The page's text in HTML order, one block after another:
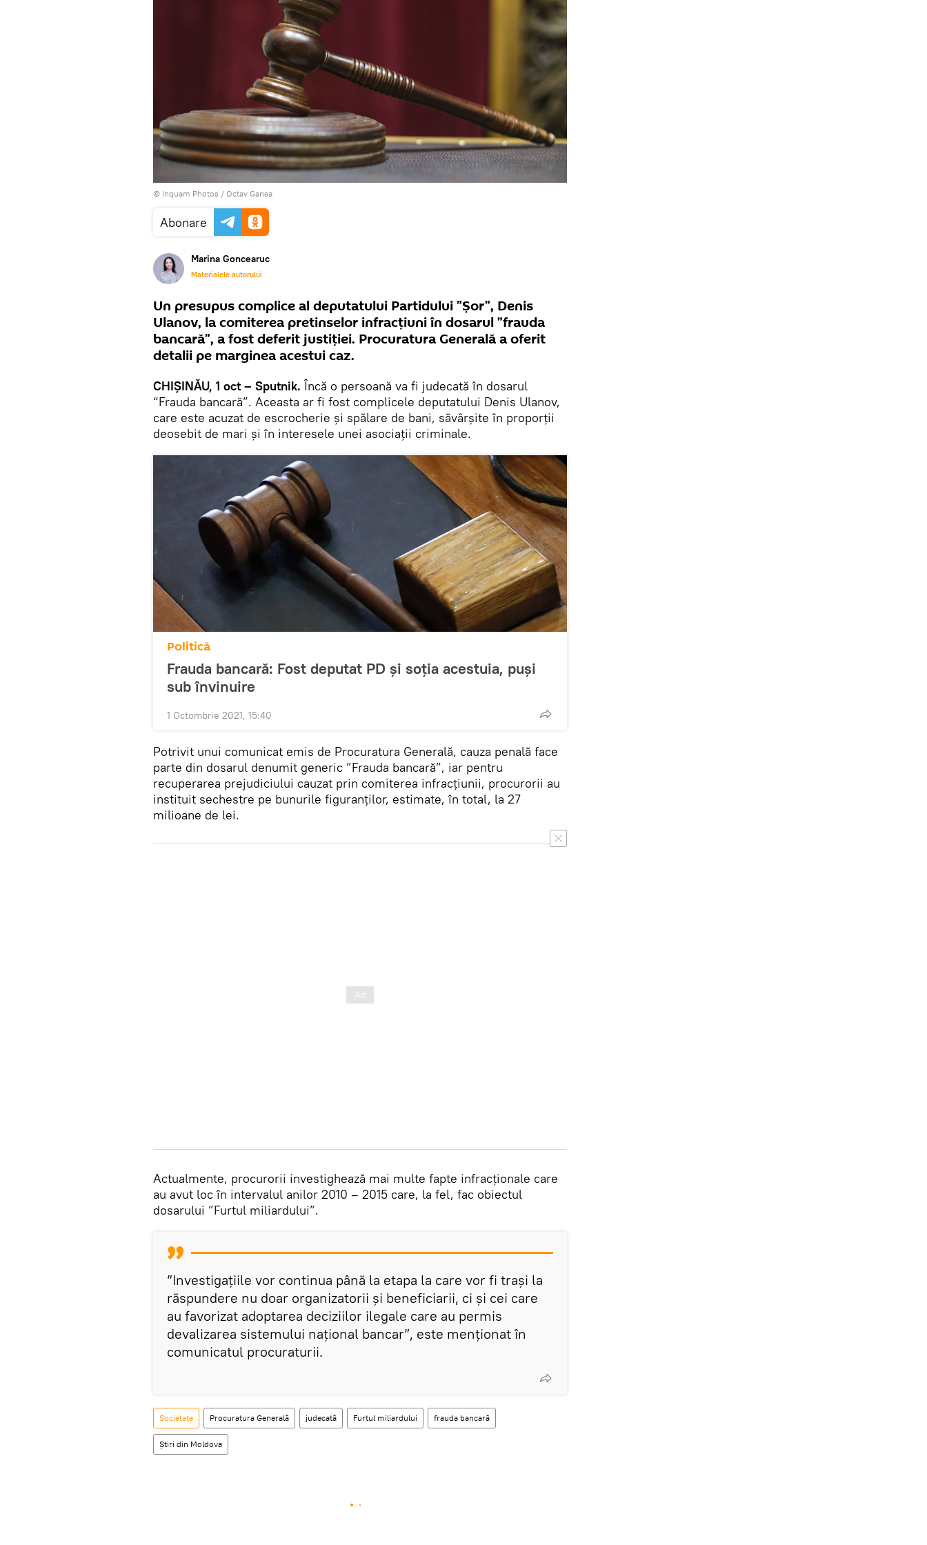
© Inquam Photos / Octav Ganea
Abonare
Marina Goncearuc
Materialele autorului
Un presupus complice al deputatului Partidului ”Șor”, Denis
Ulanov, la comiterea pretinselor infracțiuni în dosarul ”frauda
bancară”, a fost deferit justiției. Procuratura Generală a oferit
detalii pe marginea acestui caz.
CHIȘINĂU, 1 oct – Sputnik. Încă o persoană va fi judecată în dosarul
“Frauda bancară”. Aceasta ar fi fost complicele deputatului Denis Ulanov,
care este acuzat de escrocherie și spălare de bani, săvârșite în proporții
deosebit de mari și în interesele unei asociații criminale.
Politică
Frauda bancară: Fost deputat PD și soția acestuia, puși
sub învinuire
1 Octombrie 2021, 15:40
Potrivit unui comunicat emis de Procuratura Generală, cauza penală face
parte din dosarul denumit generic ”Frauda bancară”, iar pentru
recuperarea prejudiciului cauzat prin comiterea infracțiunii, procurorii au
instituit sechestre pe bunurile figuranților, estimate, în total, la 27
milioane de lei.
Actualmente, procurorii investighează mai multe fapte infracționale care
au avut loc în intervalul anilor 2010 – 2015 care, la fel, fac obiectul
dosarului ”Furtul miliardului”.
”Investigațiile vor continua până la etapa la care vor fi trași la
răspundere nu doar organizatorii și beneficiarii, ci și cei care
au favorizat adoptarea deciziilor ilegale care au permis
devalizarea sistemului național bancar”, este menționat în
comunicatul procuraturii.
Societate Procuratura Generală judecată Furtul miliardului frauda bancară
Știri din Moldova